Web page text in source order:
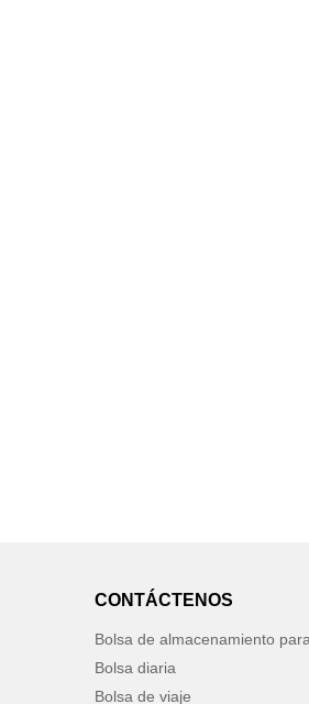
CONTÁCTENOS
Bolsa de almacenamiento
Bolsa diaria
Bolsa de viaje